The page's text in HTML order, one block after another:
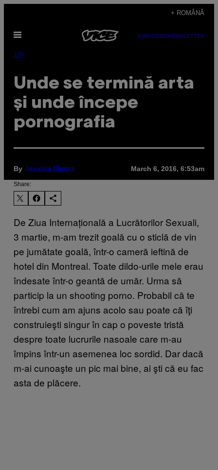
content
+ ROMÂNĂ
Open
SUBSCRIBENEWSLETTER
18+
Unde se termină arta
și unde începe
pornografia
By Jessica Simps March 6, 2016, 6:53am
Share:
De Ziua Internațională a Lucrătorilor Sexuali,
3 martie, m-am trezit goală cu o sticlă de vin
pe jumătate goală, într-o cameră ieftină de
hotel din Montreal. Toate dildo-urile mele erau
îndesate într-o geantă de umăr. Urma să
particip la un shooting porno. Probabil că te
întrebi cum am ajuns acolo sau poate că îţi
construieşti singur în cap o poveste tristă
despre toate lucrurile nasoale care m-au
împins într-un asemenea loc sordid. Dar dacă
m-ai cunoaşte un pic mai bine, ai şti că eu fac
asta de plăcere.